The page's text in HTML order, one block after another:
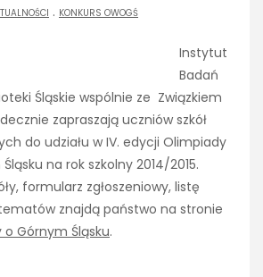
. KONKURS OWOGŚ
Instytut
Badań
Śląskie wspólnie ze Związkiem
zapraszają uczniów szkół
do udziału w IV. edycji Olimpiady
na rok szkolny 2014/2015.
formularz zgłoszeniowy, listę
znajdą państwo na stronie
o Górnym Śląsku.